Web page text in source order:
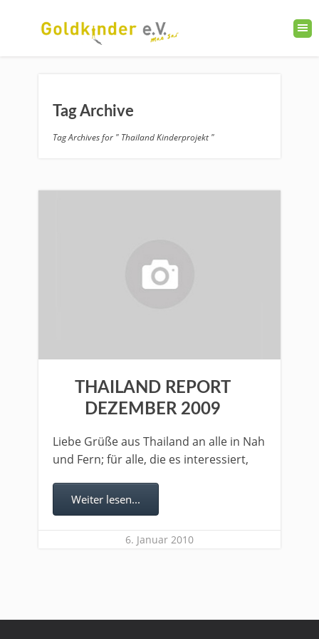
Tag Archive
Tag Archives for " Thailand Kinderprojekt "
THAILAND REPORT
DEZEMBER 2009
Liebe Grüße aus Thailand an alle in Nah
und Fern; für alle, die es interessiert,
Weiter lesen...
6. Januar 2010